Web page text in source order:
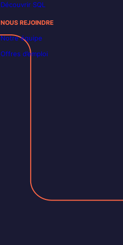
Découvrir SQL
NOUS REJOINDRE
Notre équipe
Offres d’emploi